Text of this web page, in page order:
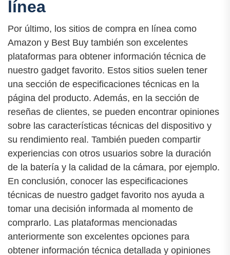
línea
Por último, los sitios de compra en línea como
Amazon y Best Buy también son excelentes
plataformas para obtener información técnica de
nuestro gadget favorito. Estos sitios suelen tener
una sección de especificaciones técnicas en la
página del producto. Además, en la sección de
reseñas de clientes, se pueden encontrar opiniones
sobre las características técnicas del dispositivo y
su rendimiento real. También pueden compartir
experiencias con otros usuarios sobre la duración
de la batería y la calidad de la cámara, por ejemplo.
En conclusión, conocer las especificaciones
técnicas de nuestro gadget favorito nos ayuda a
tomar una decisión informada al momento de
comprarlo. Las plataformas mencionadas
anteriormente son excelentes opciones para
obtener información técnica detallada y opiniones